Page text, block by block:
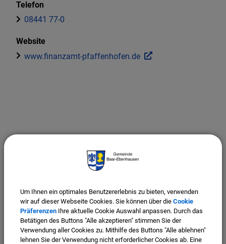
Telefon
08441 77-0
Website
www.finanzamt-pfaffenhofen.de
Um Ihnen ein optimales Benutzererlebnis zu bieten, verwenden
wir auf dieser Webseite Cookies. Sie können über die Cookie
Präferenzen Ihre aktuelle Cookie Auswahl anpassen. Durch das
Betätigen des Buttons "Alle akzeptieren" stimmen Sie der
Verwendung aller Cookies zu. Mithilfe des Buttons "Alle ablehnen"
lehnen Sie der Verwendung nicht erforderlicher Cookies ab. Eine